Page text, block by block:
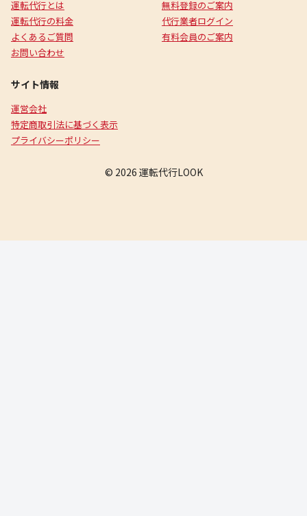
運転代行とは
運転代行の料金
よくあるご質問
お問い合わせ
無料登録のご案内
代行業者ログイン
有料会員のご案内
サイト情報
運営会社
特定商取引法に基づく表示
プライバシーポリシー
© 2026 運転代行LOOK